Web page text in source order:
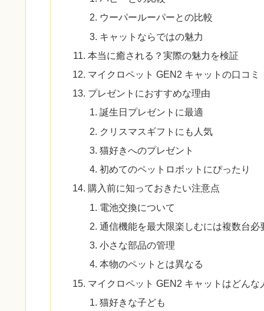
ウーパールーパーとの比較
キャットならではの魅力
本当に癒される？実際の魅力を検証
マイクロペット GEN2 キャットの口コミ
プレゼントにおすすめな理由
誕生日プレゼントに最適
クリスマスギフトにも人気
猫好きへのプレゼント
初めてのペットロボットにぴったり
購入前に知っておきたい注意点
電池交換について
通信機能を最大限楽しむには複数台必
小さな部品の管理
本物のペットとは異なる
マイクロペット GEN2 キャットはどんな
猫好きな子ども